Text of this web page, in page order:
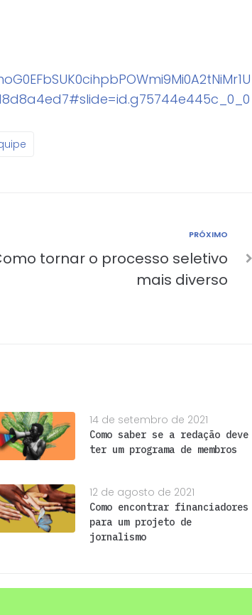
PRÓXIMO
tornar o processo seletivo
mais diverso
14 de setembro de 2021
Como saber se a redação deve
ter um programa de membros
12 de agosto de 2021
Como encontrar financiadores
para um projeto de
jornalismo